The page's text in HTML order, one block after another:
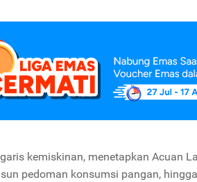
kemiskinan, menetapkan Acuan
pedoman konsumsi pangan,